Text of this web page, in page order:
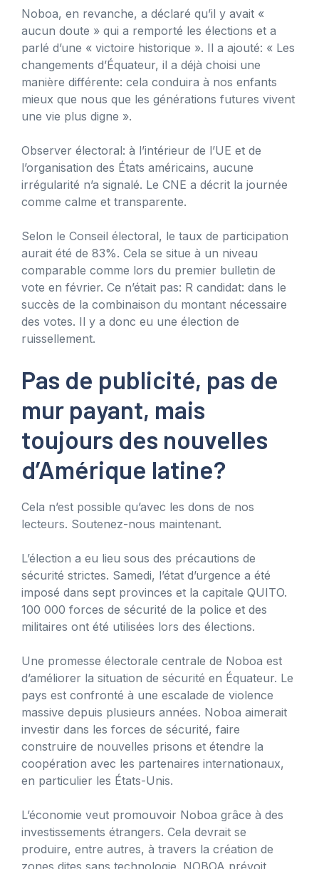
Noboa, en revanche, a déclaré qu’il y avait «
aucun doute » qui a remporté les élections et a
parlé d’une « victoire historique ». Il a ajouté: « Les
changements d’Équateur, il a déjà choisi une
manière différente: cela conduira à nos enfants
mieux que nous que les générations futures vivent
une vie plus digne ».
Observer électoral: à l’intérieur de l’UE et de
l’organisation des États américains, aucune
irrégularité n’a signalé. Le CNE a décrit la journée
comme calme et transparente.
Selon le Conseil électoral, le taux de participation
aurait été de 83%. Cela se situe à un niveau
comparable comme lors du premier bulletin de
vote en février. Ce n’était pas: R candidat: dans le
succès de la combinaison du montant nécessaire
des votes. Il y a donc eu une élection de
ruissellement.
Pas de publicité, pas de
mur payant, mais
toujours des nouvelles
d’Amérique latine?
Cela n’est possible qu’avec les dons de nos
lecteurs. Soutenez-nous maintenant.
L’élection a eu lieu sous des précautions de
sécurité strictes. Samedi, l’état d’urgence a été
imposé dans sept provinces et la capitale QUITO.
100 000 forces de sécurité de la police et des
militaires ont été utilisées lors des élections.
Une promesse électorale centrale de Noboa est
d’améliorer la situation de sécurité en Équateur. Le
pays est confronté à une escalade de violence
massive depuis plusieurs années. Noboa aimerait
investir dans les forces de sécurité, faire
construire de nouvelles prisons et étendre la
coopération avec les partenaires internationaux,
en particulier les États-Unis.
L’économie veut promouvoir Noboa grâce à des
investissements étrangers. Cela devrait se
produire, entre autres, à travers la création de
zones dites sans technologie. NOBOA prévoit